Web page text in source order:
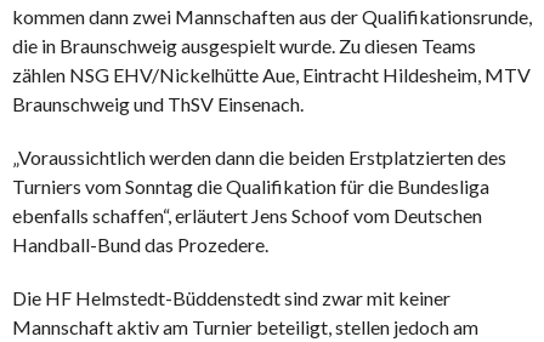
kommen dann zwei Mannschaften aus der Qualifikationsrunde,
die in Braunschweig ausgespielt wurde. Zu diesen Teams
zählen NSG EHV/Nickelhütte Aue, Eintracht Hildesheim, MTV
Braunschweig und ThSV Einsenach.
„Voraussichtlich werden dann die beiden Erstplatzierten des
Turniers vom Sonntag die Qualifikation für die Bundesliga
ebenfalls schaffen“, erläutert Jens Schoof vom Deutschen
Handball-Bund das Prozedere.
Die HF Helmstedt-Büddenstedt sind zwar mit keiner
Mannschaft aktiv am Turnier beteiligt, stellen jedoch am